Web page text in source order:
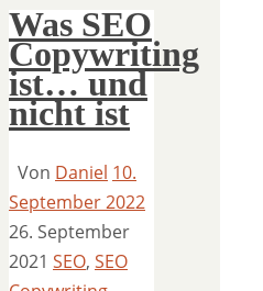
Was SEO
Copywriting
ist… und
nicht ist
Von Daniel 10.
September 2022
26. September
2021 SEO, SEO